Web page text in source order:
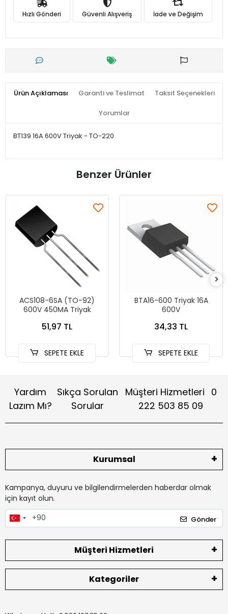
Hızlı Gönderi Güvenli Alışveriş İade ve Değişim
Ürün Açıklaması Garanti ve Teslimat Taksit Seçenekleri
Yorumlar
BT139 16A 600V Triyak - TO-220
Benzer Ürünler
ACS108-6SA (TO-92)
600V 450MA Triyak
51,97 TL
SEPETE EKLE
BTA16-600 Triyak 16A
600V
34,33 TL
SEPETE EKLE
Yardım
Lazım Mı?
Sıkça Sorulan
Sorular
Müşteri Hizmetleri 0
222 503 85 09
Kurumsal
Kampanya, duyuru ve bilgilendirmelerden haberdar olmak
için kayıt olun.
Gönder
Müşteri Hizmetleri
Kategoriler